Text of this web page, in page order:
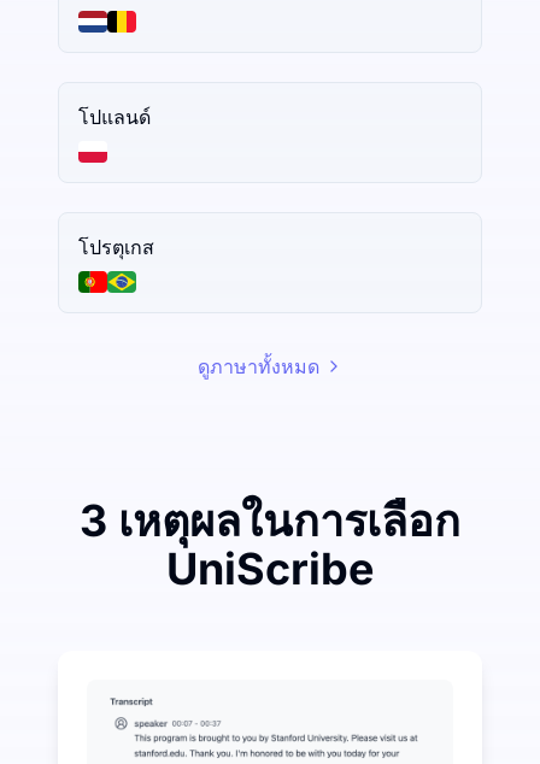
โปแลนด์
โปรตุเกส
ดูภาษาทั้งหมด
3 เหตุผลในการเลือก
UniScribe
UniScribe มีการถอดเสียงฟรี 120 นาทีทุกเดือน โดยมี
ฟีเจอร์ AI เพิ่มเติมที่มีอยู่ นอกเหนือจากการแปลงเสียงเป็น
สร้างสรุป แผนที่ความคิด และจุดสำคัญโดยอัตโนมัติจาก